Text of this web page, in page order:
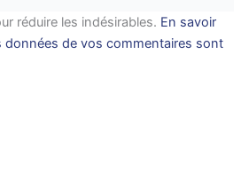
réduire les indésirables. En savoir
données de vos commentaires sont